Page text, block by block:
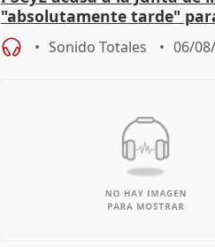
"absolutamente tarde"
problemas como Newcastle
Sonido Totales 06/